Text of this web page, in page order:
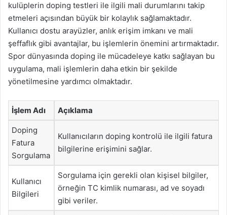
kulüplerin doping testleri ile ilgili mali durumlarını takip
etmeleri açısından büyük bir kolaylık sağlamaktadır.
Kullanıcı dostu arayüzler, anlık erişim imkanı ve mali
şeffaflık gibi avantajlar, bu işlemlerin önemini artırmaktadır.
Spor dünyasında doping ile mücadeleye katkı sağlayan bu
uygulama, mali işlemlerin daha etkin bir şekilde
yönetilmesine yardımcı olmaktadır.
İşlem Adı Açıklama
Doping
Fatura
Sorgulama
Kullanıcıların doping kontrolü ile ilgili fatura
bilgilerine erişimini sağlar.
Kullanıcı
Bilgileri
Sorgulama için gerekli olan kişisel bilgiler,
örneğin TC kimlik numarası, ad ve soyadı
gibi veriler.